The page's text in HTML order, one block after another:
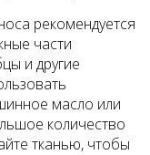
рекомендуется
части
и другие
масло или
количество
тканью, чтобы